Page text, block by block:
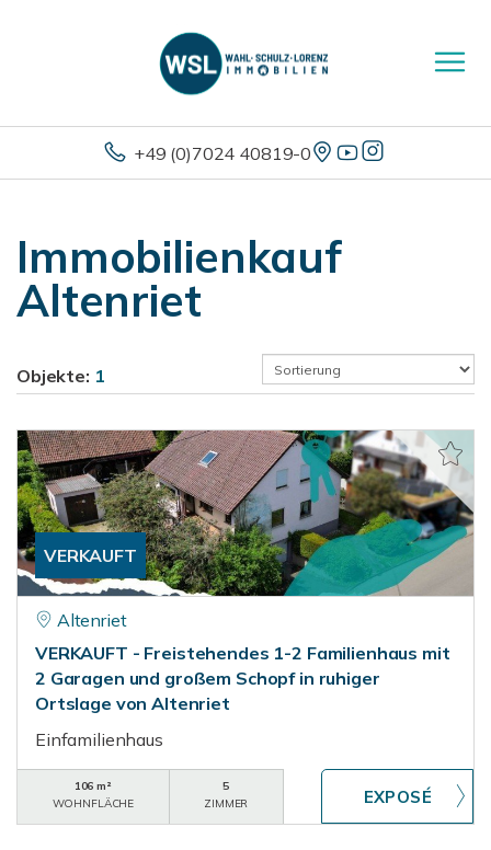
+49 (0)7024 40819-0
Immobilienkauf
Altenriet
Objekte: 1
VERKAUFT
Altenriet
VERKAUFT - Freistehendes 1-2 Familienhaus mit
2 Garagen und großem Schopf in ruhiger
Ortslage von Altenriet
Einfamilienhaus
106 m²
WOHNFLÄCHE
5
ZIMMER